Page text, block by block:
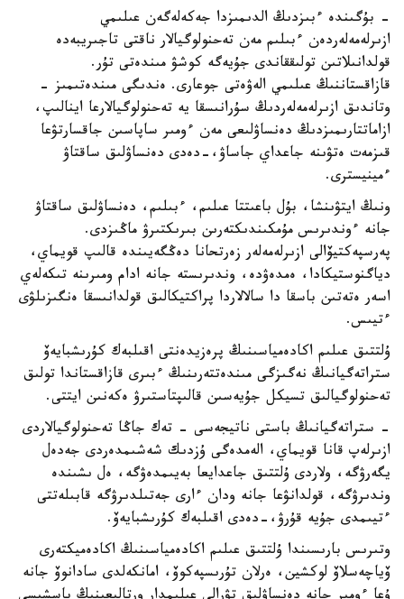
- بۇگىندە ءبىزدىڭ الدىمىزدا جەكەلەگەن عىلىمي
ازىرلەمەلەردەن ءبىلىم مەن تەحنولوگيالار ناقتى تاجىريبەدە
قولدانىلاتىن تولىققاندى جۇيەگە كوشۋ مىندەتى تۇر.
قازاقستاننىڭ عىلىمي الەۋەتى جوعارى. ەندىگى مىندەتىمىز -
وتاندىق ازىرلەمەلەردىڭ سۇرانىسقا يە تەحنولوگيالارعا اينالىپ،
ازاماتتارىمىزدىڭ دەنساۋلىعى مەن ءومىر ساپاسىن جاقسارتۋعا
قىزمەت ەتۋىنە جاعداي جاساۋ،-دەدى دەنساۋلىق ساقتاۋ
ءمينيسترى.
ونىڭ ايتۋىنشا، بۇل باعىتتا عىلىم، ءبىلىم، دەنساۋلىق ساقتاۋ
جانە ءوندىرىس مۇمكىندىكتەرىن بىرىكتىرۋ ماڭىزدى.
پەرسپەكتيۆالى ازىرلەمەلەر زەرتحانا دەڭگەيىندە قالىپ قويماي،
دياگنوستيكادا، ەمدەۋدە، وندىرىستە جانە ادام ومىرىنە تىكەلەي
اسەر ەتەتىن باسقا دا سالالاردا پراكتيكالىق قولدانىسقا ەنگىزىلۋى
ءتيىس.
ۇلتتىق عىلىم اكادەمياسىنىڭ پرەزيدەنتى اقىلبەك كۇرىشبايەۆ
ستراتەگيانىڭ نەگىزگى مىندەتتەرىنىڭ ءبىرى قازاقستاندا تولىق
تەحنولوگيالىق تسيكل جۇيەسىن قالىپتاستىرۋ ەكەنىن ايتتى.
- ستراتەگيانىڭ باستى ناتيجەسى - تەك جاڭا تەحنولوگيالاردى
ازىرلەپ قانا قويماي، الەمدەگى ۇزدىك شەشىمدەردى جەدەل
يگەرۋگە، ولاردى ۇلتتىق جاعدايعا بەيىمدەۋگە، ەل ىشىندە
وندىرۋگە، قولدانۋعا جانە ودان ءارى جەتىلدىرۋگە قابىلەتتى
ءتيىمدى جۇيە قۇرۋ،-دەدى اقىلبەك كۇرىشبايەۆ.
وتىرىس بارىسىندا ۇلتتىق عىلىم اكادەمياسىنىڭ اكادەميكتەرى
ۆياچەسلاۆ لوكشين، ەرلان تۇرىسپەكوۆ، امانكەلدى سادانوۆ جانە